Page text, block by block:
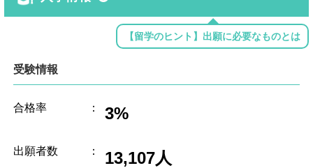
【留学のヒント】出願に必要なものとは
受験情報
合格率 ： 3%
出願者数 ： 13,107人